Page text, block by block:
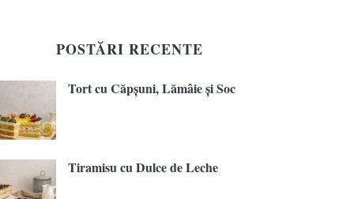
POSTĂRI RECENTE
Tort cu Căpșuni, Lămâie și Soc
Tiramisu cu Dulce de Leche